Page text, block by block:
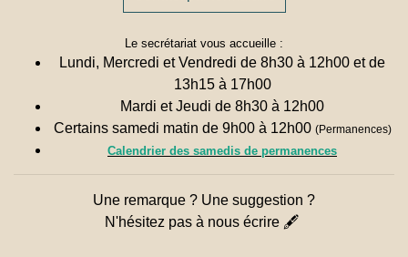
Le secrétariat vous accueille :
Lundi, Mercredi et Vendredi de 8h30 à 12h00 et de
13h15 à 17h00
Mardi et Jeudi de 8h30 à 12h00
Certains samedi matin de 9h00 à 12h00 (Permanences)
Calendrier des samedis de permanences
Une remarque ? Une suggestion ?
N'hésitez pas à nous écrire 🖋